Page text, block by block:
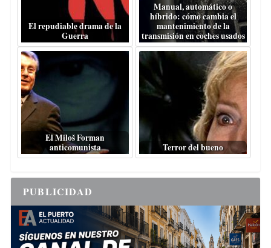
El repudiable drama de la
Guerra
Manual, automático o
híbrido: cómo cambia el
mantenimiento de la
transmisión en coches usados
El Miloš Forman
anticomunista
Terror del bueno
PUBLICIDAD